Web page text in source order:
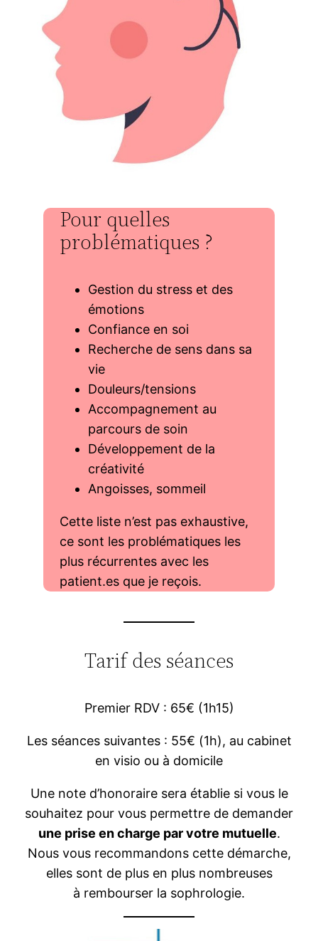
Pour quelles
problématiques ?
Gestion du stress et des
émotions
Confiance en soi
Recherche de sens dans sa
vie
Douleurs/tensions
Accompagnement au
parcours de soin
Développement de la
créativité
Angoisses, sommeil
Cette liste n’est pas exhaustive,
ce sont les problématiques les
plus récurrentes avec les
patient.es que je reçois.
Tarif des séances
Premier RDV : 65€ (1h15)
Les séances suivantes : 55€ (1h), au cabinet
en visio ou à domicile
Une note d’honoraire sera établie si vous le
souhaitez pour vous permettre de demander
une prise en charge par votre mutuelle.
Nous vous recommandons cette démarche,
elles sont de plus en plus nombreuses
à rembourser la sophrologie.